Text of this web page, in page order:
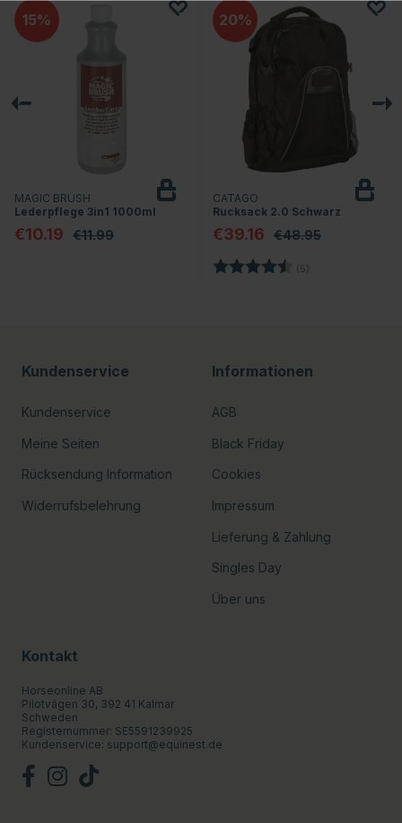
15
MAGIC BRUSH
Lederpflege 3in1 1000ml
€10.19 €11.99
20
CATAGO
Rucksack 2.0 Schwarz
€39.16 €48.95
Bewertung: (5)
Kundenservice
Kundenservice
Meine Seiten
Rücksendung Information
Widerrufsbelehrung
Informationen
AGB
Black Friday
Cookies
Impressum
Lieferung & Zahlung
Singles Day
Über uns
Kontakt
Horseonline AB
Pilotvägen 30, 392 41 Kalmar
Schweden
Registernummer: SE5591239925
Kundenservice: support@equinest.de